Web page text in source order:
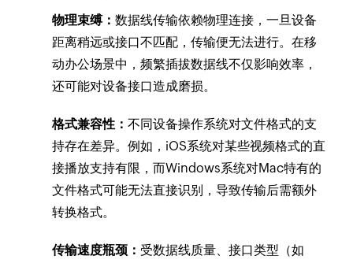
物理束缚：数据线传输依赖物理连接，一旦设备
距离稍远或接口不匹配，传输便无法进行。在移
动办公场景中，频繁插拔数据线不仅影响效率，
还可能对设备接口造成磨损。
格式兼容性：不同设备操作系统对文件格式的支
持存在差异。例如，iOS系统对某些视频格式的直
接播放支持有限，而Windows系统对Mac特有的
文件格式可能无法直接识别，导致传输后需额外
转换格式。
传输速度瓶颈： 受数据线质量、接口类型（如